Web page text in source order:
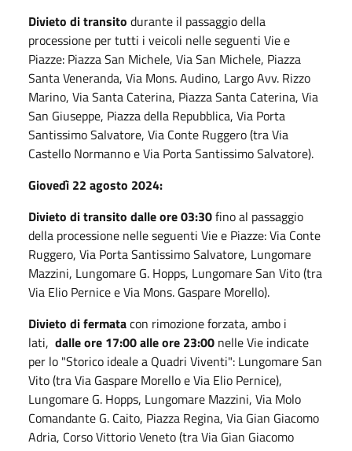
Divieto di transito durante il passaggio della
processione per tutti i veicoli nelle seguenti Vie e
Piazze: Piazza San Michele, Via San Michele, Piazza
Santa Veneranda, Via Mons. Audino, Largo Avv. Rizzo
Marino, Via Santa Caterina, Piazza Santa Caterina, Via
San Giuseppe, Piazza della Repubblica, Via Porta
Santissimo Salvatore, Via Conte Ruggero (tra Via
Castello Normanno e Via Porta Santissimo Salvatore).
Giovedì 22 agosto 2024:
Divieto di transito dalle ore 03:30fino al passaggio
della processione nelle seguenti Vie e Piazze: Via Conte
Ruggero, Via Porta Santissimo Salvatore, Lungomare
Mazzini, Lungomare G. Hopps, Lungomare San Vito (tra
Via Elio Pernice e Via Mons. Gaspare Morello).
Divieto di fermatacon rimozione forzata, ambo i
lati, dalle ore 17:00 alle ore 23:00 nelle Vie indicate
per lo "Storico ideale a Quadri Viventi": Lungomare San
Vito (tra Via Gaspare Morello e Via Elio Pernice),
Lungomare G. Hopps, Lungomare Mazzini, Via Molo
Comandante G. Caito, Piazza Regina, Via Gian Giacomo
Adria, Corso Vittorio Veneto (tra Via Gian Giacomo